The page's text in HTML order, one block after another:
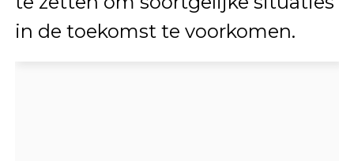
in de toekomst te voorkomen.